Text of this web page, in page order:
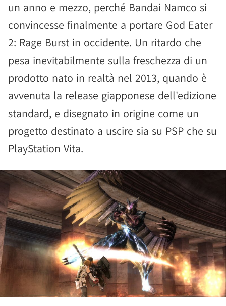
un anno e mezzo, perché Bandai Namco si
convincesse finalmente a portare God Eater
2: Rage Burst in occidente. Un ritardo che
pesa inevitabilmente sulla freschezza di un
prodotto nato in realtà nel 2013, quando è
avvenuta la release giapponese dell'edizione
standard, e disegnato in origine come un
progetto destinato a uscire sia su PSP che su
PlayStation Vita.